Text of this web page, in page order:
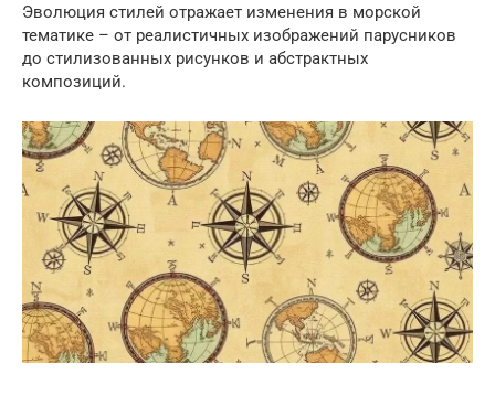
Эволюция стилей отражает изменения в морской
тематике – от реалистичных изображений парусников
до стилизованных рисунков и абстрактных
композиций.